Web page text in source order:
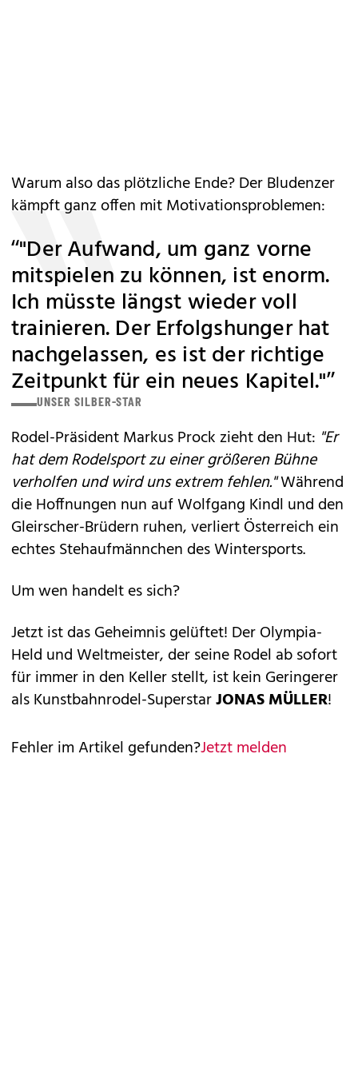
Warum also das plötzliche Ende? Der Bludenzer
kämpft ganz offen mit Motivationsproblemen:
“"Der Aufwand, um ganz vorne
mitspielen zu können, ist enorm.
Ich müsste längst wieder voll
trainieren. Der Erfolgshunger hat
nachgelassen, es ist der richtige
Zeitpunkt für ein neues Kapitel."”
UNSER SILBER-STAR
Rodel-Präsident Markus Prock zieht den Hut: "Er
hat dem Rodelsport zu einer größeren Bühne
verholfen und wird uns extrem fehlen."Während
die Hoffnungen nun auf Wolfgang Kindl und den
Gleirscher-Brüdern ruhen, verliert Österreich ein
echtes Stehaufmännchen des Wintersports.
Um wen handelt es sich?
Jetzt ist das Geheimnis gelüftet! Der Olympia-
Held und Weltmeister, der seine Rodel ab sofort
für immer in den Keller stellt, ist kein Geringerer
als Kunstbahnrodel-SuperstarJONAS MÜLLER!
Fehler im Artikel gefunden?Jetzt melden